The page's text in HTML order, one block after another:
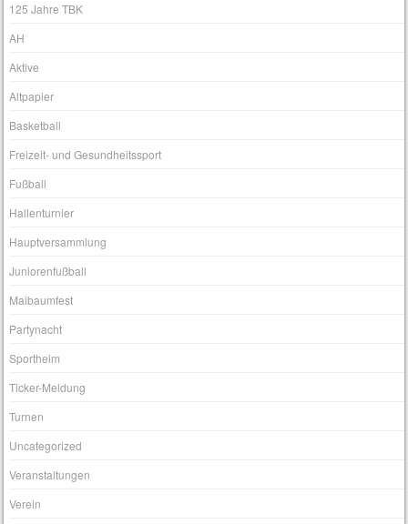
125 Jahre TBK
AH
Aktive
Altpapier
Basketball
Freizeit- und Gesundheitssport
Fußball
Hallenturnier
Hauptversammlung
Juniorenfußball
Maibaumfest
Partynacht
Sportheim
Ticker-Meldung
Turnen
Uncategorized
Veranstaltungen
Verein